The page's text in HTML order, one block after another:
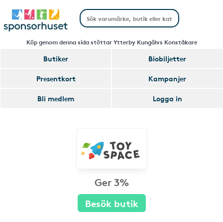
Köp genom denna sida stöttar Ytterby Kungälvs Konståkare
Butiker
Biobiljetter
Presentkort
Kampanjer
Bli medlem
Logga in
Ger 3%
Besök butik